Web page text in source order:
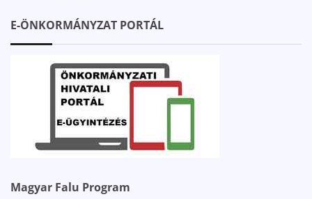
E-ÖNKORMÁNYZAT PORTÁL
Magyar Falu Program